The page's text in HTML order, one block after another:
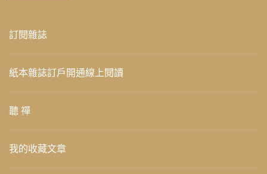
訂閱雜誌
紙本雜誌訂戶開通線上閱讀
聽 禪
我的收藏文章